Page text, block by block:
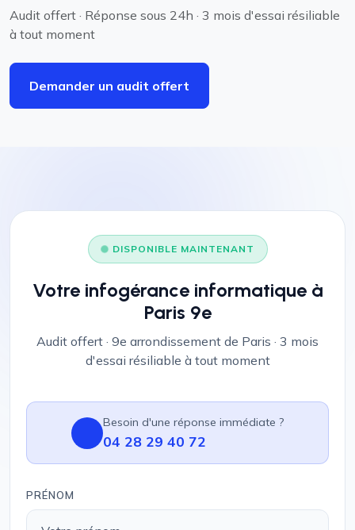
Audit offert · Réponse sous 24h · 3 mois d'essai résiliable
à tout moment
Demander un audit offert
DISPONIBLE MAINTENANT
Votre infogérance informatique à
Paris 9e
Audit offert · 9e arrondissement de Paris · 3 mois
d'essai résiliable à tout moment
Besoin d'une réponse immédiate ?
04 28 29 40 72
PRÉNOM